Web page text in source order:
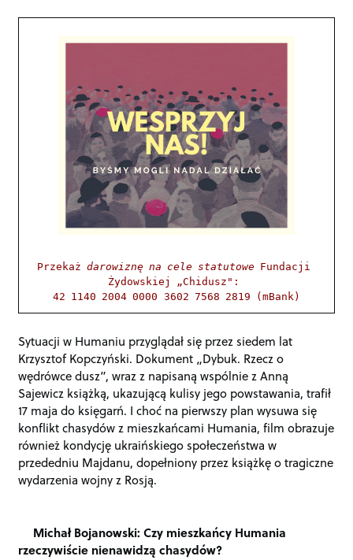
Przekaż darowiznę na cele statutowe Fundacji
Żydowskiej „Chidusz":
42 1140 2004 0000 3602 7568 2819 (mBank)
Sytuacji w Humaniu przyglądał się przez siedem lat
Krzysztof Kopczyński. Dokument „Dybuk. Rzecz o
wędrówce dusz”, wraz z napisaną wspólnie z Anną
Sajewicz książką, ukazującą kulisy jego powstawania, trafił
17 maja do księgarń. I choć na pierwszy plan wysuwa się
konflikt chasydów z mieszkańcami Humania, film obrazuje
również kondycję ukraińskiego społeczeństwa w
przededniu Majdanu, dopełniony przez książkę o tragiczne
wydarzenia wojny z Rosją.
Michał Bojanowski: Czy mieszkańcy Humania
rzeczywiście nienawidzą chasydów?